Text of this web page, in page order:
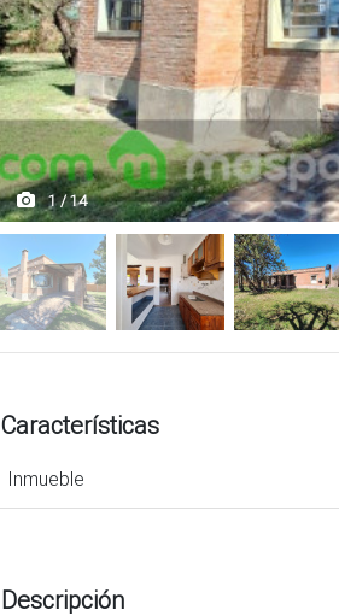
1 / 14
Características
Inmueble
Descripción